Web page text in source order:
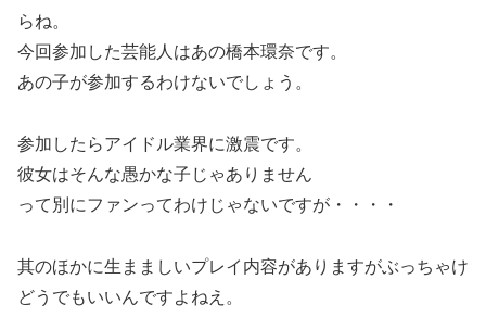
らね。
今回参加した芸能人はあの橋本環奈です。
あの子が参加するわけないでしょう。
参加したらアイドル業界に激震です。
彼女はそんな愚かな子じゃありません
って別にファンってわけじゃないですが・・・・
其のほかに生まましいプレイ内容がありますがぶっちゃけ
どうでもいいんですよねえ。